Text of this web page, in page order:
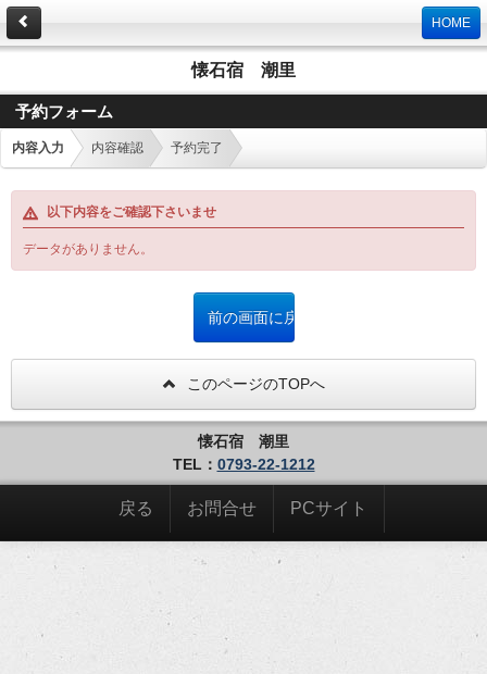
HOME
懐石宿 潮里
予約フォーム
内容入力 内容確認 予約完了
以下内容をご確認下さいませ
データがありません。
このページのTOPへ
懐石宿 潮里
TEL： 0793-22-1212
戻る お問合せ PCサイト